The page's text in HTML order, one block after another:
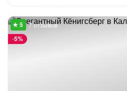
-5%
7 отзывов